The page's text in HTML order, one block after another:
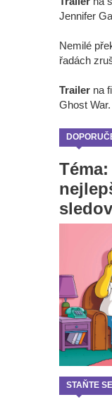
Jennifer
Nemilé
řadách
Trailer na
Ghost War.
STAŇTE